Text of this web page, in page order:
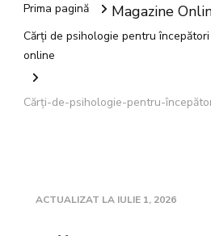
Prima pagină Magazine
Cărți de psihologie pentru
online
Cărți-de-psihologie-pentru-
ACTUALIZAT LA IULIE 1, 2026